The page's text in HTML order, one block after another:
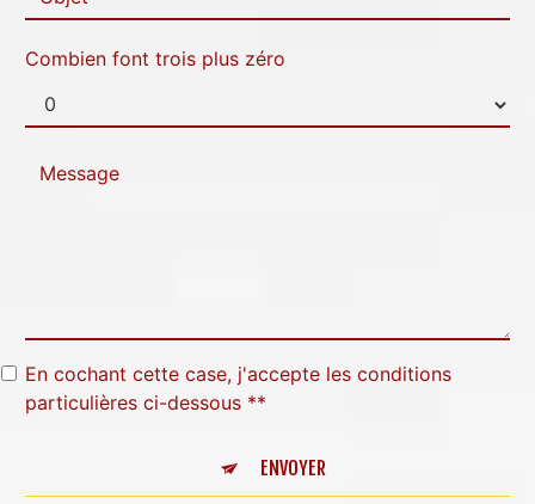
Combien font trois plus zéro
En cochant cette case, j'accepte les conditions
particulières ci-dessous **
ENVOYER